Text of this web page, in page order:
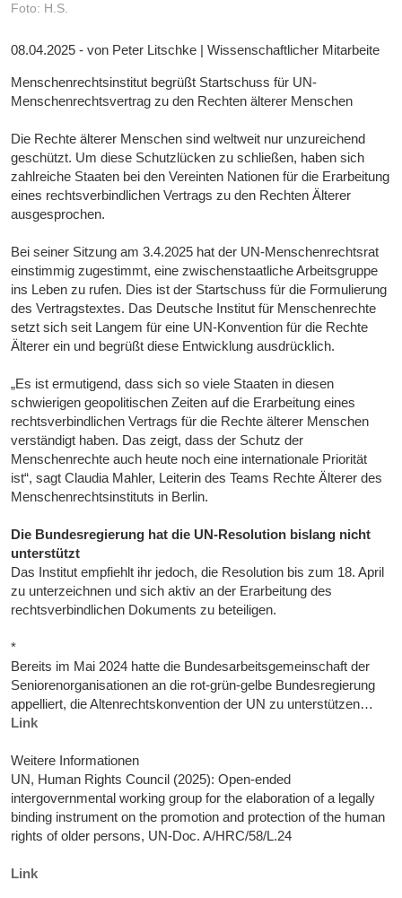
Foto: H.S.
08.04.2025 - von Peter Litschke | Wissenschaftlicher Mitarbeite
Menschenrechtsinstitut begrüßt Startschuss für UN-
Menschenrechtsvertrag zu den Rechten älterer Menschen
Die Rechte älterer Menschen sind weltweit nur unzureichend
geschützt. Um diese Schutzlücken zu schließen, haben sich
zahlreiche Staaten bei den Vereinten Nationen für die Erarbeitung
eines rechtsverbindlichen Vertrags zu den Rechten Älterer
ausgesprochen.
Bei seiner Sitzung am 3.4.2025 hat der UN-Menschenrechtsrat
einstimmig zugestimmt, eine zwischenstaatliche Arbeitsgruppe
ins Leben zu rufen. Dies ist der Startschuss für die Formulierung
des Vertragstextes. Das Deutsche Institut für Menschenrechte
setzt sich seit Langem für eine UN-Konvention für die Rechte
Älterer ein und begrüßt diese Entwicklung ausdrücklich.
„Es ist ermutigend, dass sich so viele Staaten in diesen
schwierigen geopolitischen Zeiten auf die Erarbeitung eines
rechtsverbindlichen Vertrags für die Rechte älterer Menschen
verständigt haben. Das zeigt, dass der Schutz der
Menschenrechte auch heute noch eine internationale Priorität
ist“, sagt Claudia Mahler, Leiterin des Teams Rechte Älterer des
Menschenrechtsinstituts in Berlin.
Die Bundesregierung hat die UN-Resolution bislang nicht
unterstützt
Das Institut empfiehlt ihr jedoch, die Resolution bis zum 18. April
zu unterzeichnen und sich aktiv an der Erarbeitung des
rechtsverbindlichen Dokuments zu beteiligen.
*
Bereits im Mai 2024 hatte die Bundesarbeitsgemeinschaft der
Seniorenorganisationen an die rot-grün-gelbe Bundesregierung
appelliert, die Altenrechtskonvention der UN zu unterstützen…
Link
Weitere Informationen
UN, Human Rights Council (2025): Open-ended
intergovernmental working group for the elaboration of a legally
binding instrument on the promotion and protection of the human
rights of older persons, UN-Doc. A/HRC/58/L.24
Link